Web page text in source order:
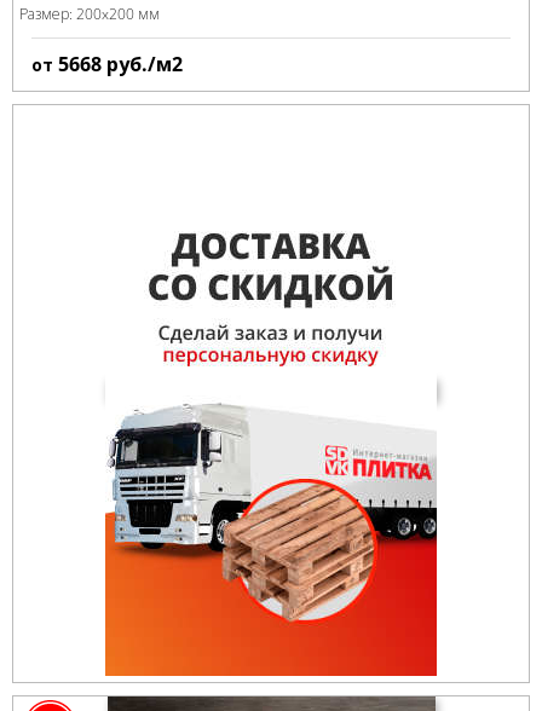
Размер: 200x200 мм
от 5668 руб./м2